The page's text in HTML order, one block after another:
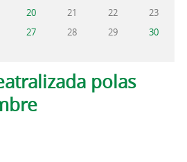
20 21 22
23
27 28 29
30
polas